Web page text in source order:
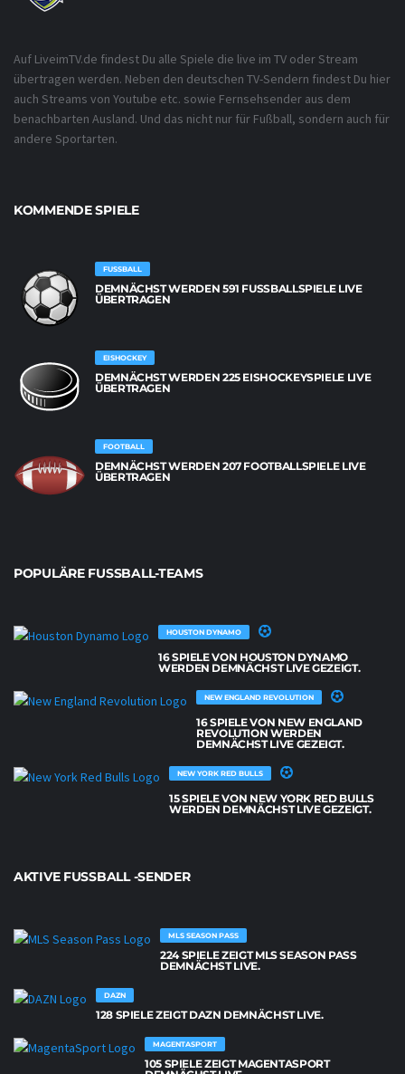
Auf LiveimTV.de findest Du alle Spiele die live im TV oder Stream
übertragen werden. Neben den deutschen TV-Sendern findest Du hier
auch Streams von Youtube etc. sowie Fernsehsender aus dem
benachbarten Ausland. Und das nicht nur für Fußball, sondern auch für
andere Sportarten.
KOMMENDE SPIELE
FUSSBALL
DEMNÄCHST WERDEN 591 FUSSBALLSPIELE LIVE Ü
BERTRAGEN
EISHOCKEY
DEMNÄCHST WERDEN 225 EISHOCKEYSPIELE LIVE
ÜBERTRAGEN
FOOTBALL
DEMNÄCHST WERDEN 207 FOOTBALLSPIELE LIVE
ÜBERTRAGEN
POPULÄRE FUSSBALL-TEAMS
HOUSTON DYNAMO
16 SPIELE VON HOUSTON DYNAMO
WERDEN DEMNÄCHST LIVE GEZEIGT.
NEW ENGLAND REVOLUTION
16 SPIELE VON NEW ENGLAND
REVOLUTION WERDEN
DEMNÄCHST LIVE GEZEIGT.
NEW YORK RED BULLS
15 SPIELE VON NEW YORK RED BULLS
WERDEN DEMNÄCHST LIVE GEZEIGT.
AKTIVE FUSSBALL -SENDER
MLS SEASON PASS
224 SPIELE ZEIGT MLS SEASON PASS
DEMNÄCHST LIVE.
DAZN
128 SPIELE ZEIGT DAZN DEMNÄCHST LIVE.
MAGENTASPORT
105 SPIELE ZEIGT MAGENTASPORT